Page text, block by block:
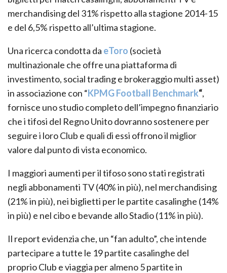
merchandising del 31% rispetto alla stagione 2014-15
e del 6,5% rispetto all’ultima stagione.
Una ricerca condotta da eToro (società
multinazionale che offre una piattaforma di
investimento, social trading e brokeraggio multi asset)
in associazione con “KPMG Football Benchmark“,
fornisce uno studio completo dell’impegno finanziario
che i tifosi del Regno Unito dovranno sostenere per
seguire i loro Club e quali di essi offrono il miglior
valore dal punto di vista economico.
I maggiori aumenti per il tifoso sono stati registrati
negli abbonamenti TV (40% in più), nel merchandising
(21% in più), nei biglietti per le partite casalinghe (14%
in più) e nel cibo e bevande allo Stadio (11% in più).
Il report evidenzia che, un “fan adulto”, che intende
partecipare a tutte le 19 partite casalinghe del
proprio Club e viaggia per almeno 5 partite in